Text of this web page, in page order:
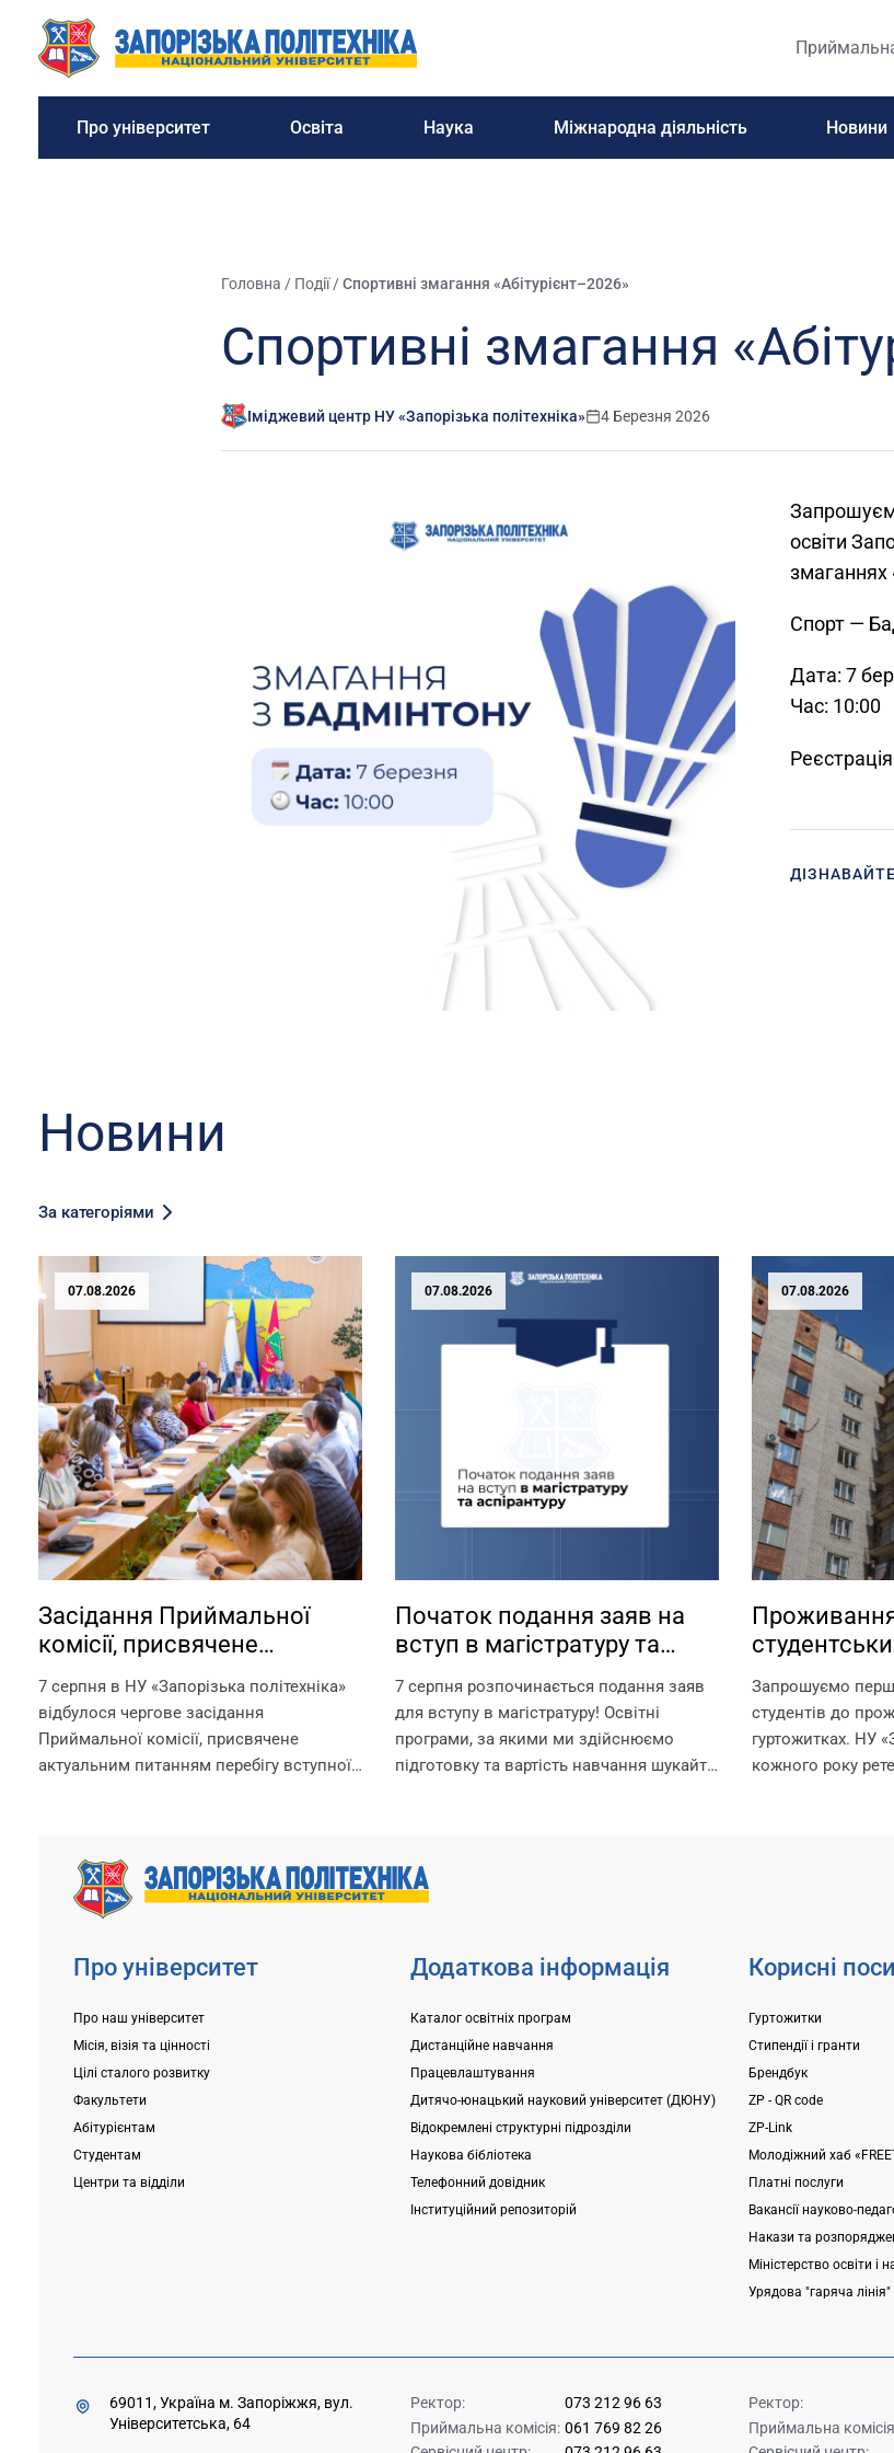
Про університет Освіта Наука Міжнародна діяльність Новини
Головна / Події/Спортивні змагання «Абітурієнт–2026»
Спортивні змагання
Іміджевий центр НУ «Запорізька політехніка» 4 Березня 2026
освіти
змаганнях
Спорт —
Дата: 7
Час: 10:00
Новини
За категоріями
07.08.2026
Засідання Приймальної
комісії, присвячене
актуальним питанням
перебігу вступної кампанії
2026 року
7 серпня в НУ «Запорізька політехніка»
відбулося чергове засідання
Приймальної комісії, присвячене
актуальним питанням перебігу вступної
комісії докладає максимум зусиль,
щоб...
07.08.2026
Початок подання заяв на
вступ в магістратуру та
аспірантуру
7 серпня розпочинається подання заяв
для вступу в магістратуру! Освітні
програми, за якими ми здійснюємо
підготовку та вартість навчання шукайте
складання вступних іспитів в
університеті, заплановано проведення...
07.08.2026
Запрошуємо
студентів до
гуртожитках. НУ
кожного року
Про університет
Про наш університет
Місія, візія та цінності
Цілі сталого розвитку
Факультети
Абітурієнтам
Студентам
Центри та відділи
Додаткова інформація
Каталог освітніх програм
Дистанційне навчання
Працевлаштування
Дитячо-юнацький науковий університет (ДЮНУ)
Відокремлені структурні підрозділи
Наукова бібліотека
Телефонний довідник
Інституційний репозиторій
Корисні
Гуртожитки
Стипендії і гранти
Брендбук
ZP - QR code
ZP-Link
Молодіжний хаб
Платні послуги
Вакансії науково-
Накази та
Міністерство освіти і
Урядова "гаряча
69011, Україна м. Запоріжжя, вул.
Університетська, 64
Ректор:
073 212 96 63
Приймальна комісія: 061 769 82 26
Ректор:
Приймальна